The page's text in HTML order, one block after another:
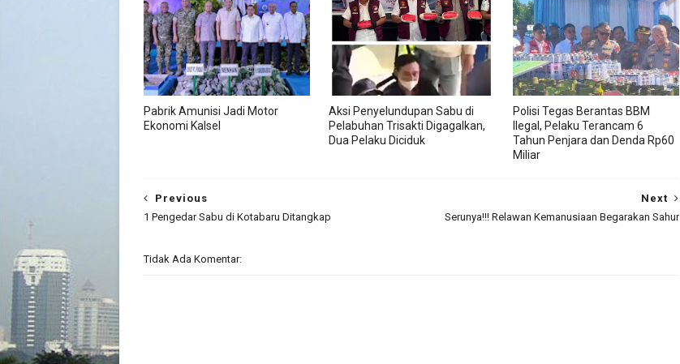
Pabrik Amunisi Jadi Motor
Ekonomi Kalsel
Aksi Penyelundupan Sabu di
Pelabuhan Trisakti Digagalkan,
Dua Pelaku Diciduk
Polisi Tegas Berantas BBM
Ilegal, Pelaku Terancam 6
Tahun Penjara dan Denda Rp60
Miliar
Next
Serunya!!! Relawan Kemanusiaan Begarakan Sahur
Previous
1 Pengedar Sabu di Kotabaru Ditangkap
Tidak Ada Komentar: